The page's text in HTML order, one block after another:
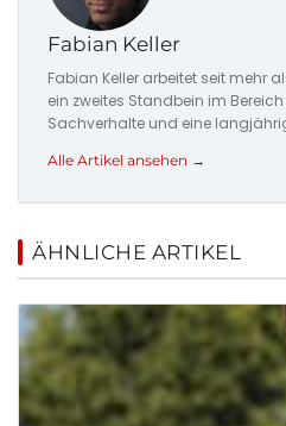
Fabian Keller
Fabian Keller arbeitet seit mehr
ein zweites Standbein im
Sachverhalte und eine
Alle Artikel ansehen →
ÄHNLICHE ARTIKEL